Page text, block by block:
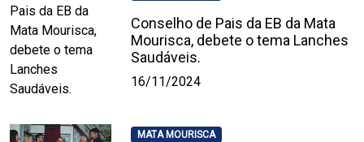
Conselho de Pais da EB da Mata
Mourisca, debete o tema Lanches
Saudáveis.
16/11/2024
MATA MOURISCA